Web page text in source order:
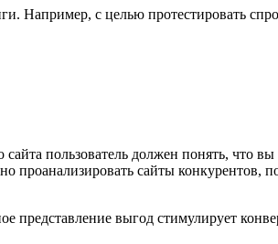
Например, с целью протестировать
пользователь должен понять, что вы
сайты конкурентов,
представление выгод стимулирует